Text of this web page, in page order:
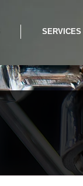
SERVICES